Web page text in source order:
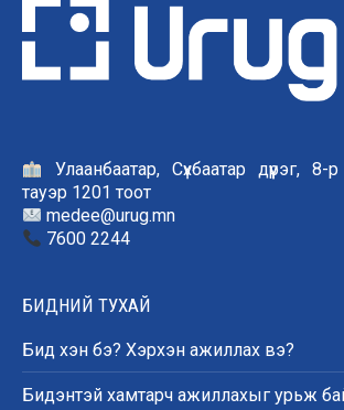
Улаанбаатар, Сүхбаатар дүүрэг,
тауэр 1201 тоот
medee@urug.mn
7600 2244
БИДНИЙ ТУХАЙ
Бид хэн бэ? Хэрхэн ажиллах вэ?
Бидэнтэй хамтарч ажиллахыг урьж